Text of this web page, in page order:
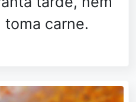
toma carne.